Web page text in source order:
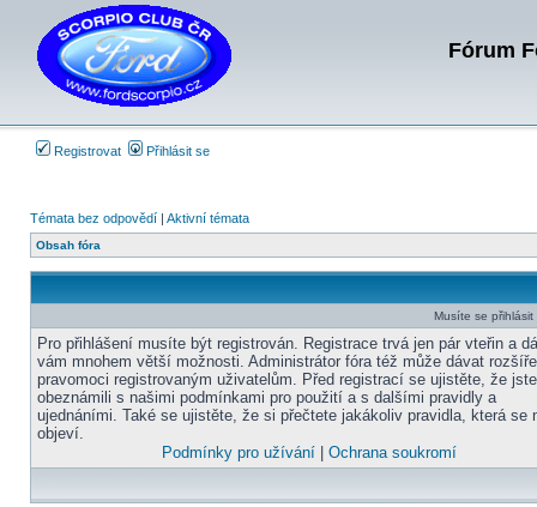
Fórum
Registrovat Přihlásit se
Témata bez odpovědí | Aktivní témata
Obsah fóra
Musíte se
Pro přihlášení musíte být registrován. Registrace trvá jen pár vteřin a
vám mnohem větší možnosti. Administrátor fóra též může dávat
pravomoci registrovaným uživatelům. Před registrací se ujistěte, že
obeznámili s našimi podmínkami pro použití a s dalšími pravidly a
ujednáními. Také se ujistěte, že si přečtete jakákoliv pravidla, která se
objeví.
Podmínky pro užívání| Ochrana soukromí